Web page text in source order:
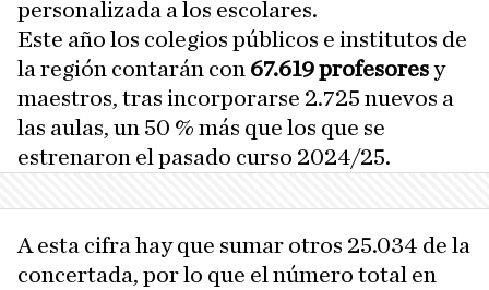
personalizada a los escolares.
Este año los colegios públicos e institutos de
la región contarán con 67.619 profesoresy
maestros, tras incorporarse 2.725 nuevos a
las aulas, un 50 % más que los que se
estrenaron el pasado curso 2024/25.
A esta cifra hay que sumar otros 25.034 de la
concertada, por lo que el número total en